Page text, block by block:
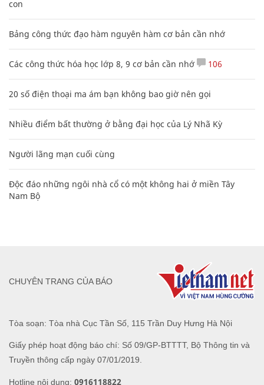
con
Bảng công thức đạo hàm nguyên hàm cơ bản cần nhớ
Các công thức hóa học lớp 8, 9 cơ bản cần nhớ 106
20 số điện thoại ma ám bạn không bao giờ nên gọi
Nhiều điểm bất thường ở bằng đại học của Lý Nhã Kỳ
Người lãng mạn cuối cùng
Độc đáo những ngôi nhà cổ có một không hai ở miền Tây
Nam Bộ
Tòa soạn: Tòa nhà Cục Tần Số, 115 Trần Duy Hưng Hà Nội
Giấy phép hoạt động báo chí: Số 09/GP-BTTTT, Bộ Thông tin và
Truyền thông cấp ngày 07/01/2019.
Hotline nội dung: 0916118822
CHUYÊN TRANG CỦA BÁO